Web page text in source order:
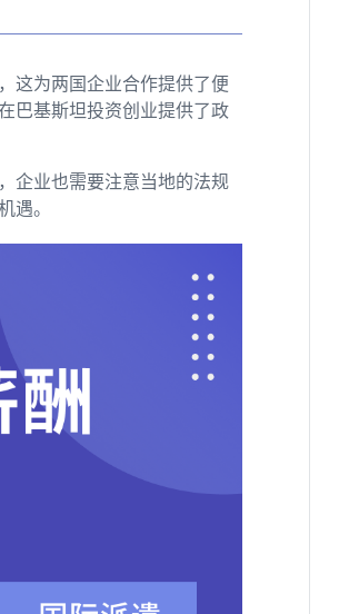
这为两国企业合作提供了便
巴基斯坦投资创业提供了政
企业也需要注意当地的法规
遇。